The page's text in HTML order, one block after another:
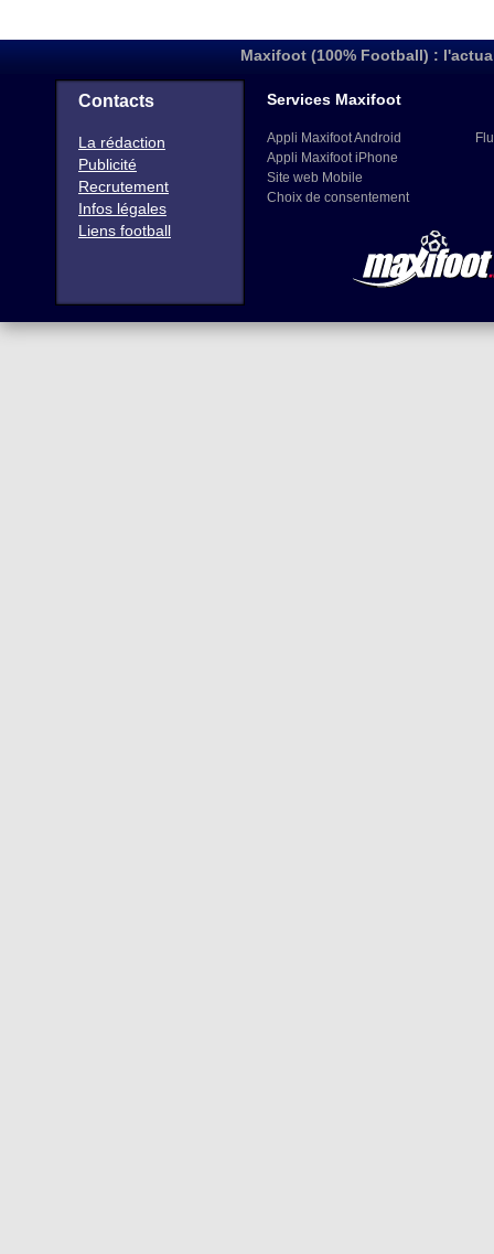
Maxifoot (100% Football) :
Contacts
La rédaction
Publicité
Recrutement
Infos légales
Liens football
Services Maxifoot
Appli Maxifoot Android
Appli Maxifoot iPhone
Site web Mobile
Choix de consentement